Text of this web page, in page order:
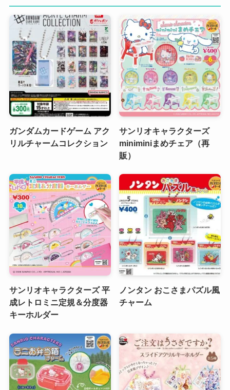
ガンダムカードゲーム アク
リルチャームコレクション
サンリオキャラクターズ
miniminiまめチェア（再
販）
サンリオキャラクターズ 平
成レトロミニ定規＆分度器
キーホルダー
ノンタン おこさまパズル風
チャーム